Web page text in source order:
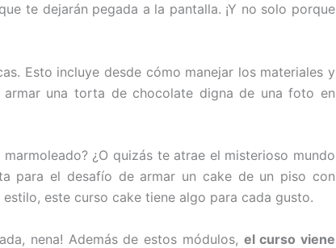
te dejarán pegada a la pantalla. ¡Y no solo porque
Esto incluye desde cómo manejar los materiales y
armar una torta de chocolate digna de una foto en
¿O quizás te atrae el misterioso mundo
para el desafío de armar un cake de un piso con
este curso cake tiene algo para cada gusto.
nena! Además de estos módulos, el curso viene